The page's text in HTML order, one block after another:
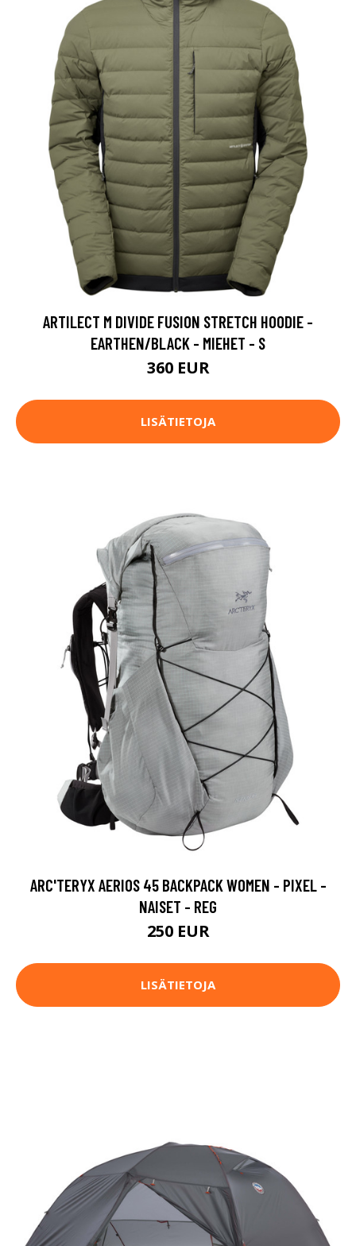
ARTILECT M DIVIDE FUSION STRETCH HOODIE -
EARTHEN/BLACK - MIEHET - S
360 EUR
LISÄTIETOJA
ARC'TERYX AERIOS 45 BACKPACK WOMEN - PIXEL -
NAISET - REG
250 EUR
LISÄTIETOJA